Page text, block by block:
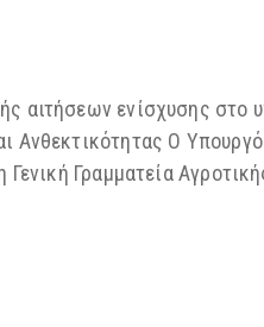
αιτήσεων ενίσχυσης στο
Ανθεκτικότητας Ο
Γραμματεία